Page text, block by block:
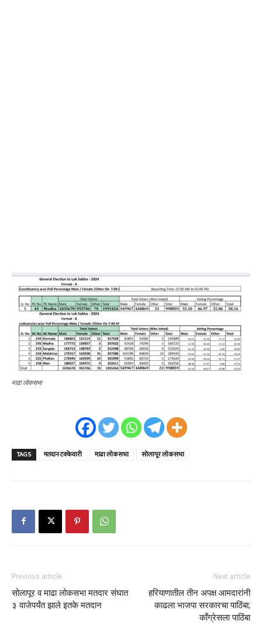
माढा लोकसभा
TAGS मतदान टक्केवारी माढा लोकसभा सोलापूर लोकसभा
Previous article
सोलापूर व माढा लोकसभा मतदार संघात
३ वाजेपर्यंत झाले इतके मतदान
Next article
हरियाणातील तीन अपक्ष आमदारांनी
काढला भाजपा सरकारचा पाठिंबा;
काँग्रेसला पाठिंबा